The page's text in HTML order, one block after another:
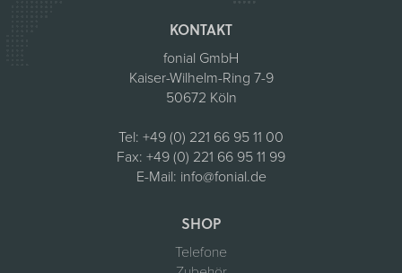
KONTAKT
fonial GmbH
Kaiser-Wilhelm-Ring 7-9
50672 Köln
Tel: +49 (0) 221 66 95 11 00
Fax: +49 (0) 221 66 95 11 99
E-Mail: info@fonial.de
SHOP
Telefone